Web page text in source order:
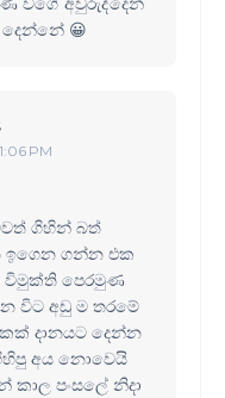
😀
PM
ගිහින් බත්
ඉගෙන ගන්න එක
විමුක්ති පෙරමුණ
විට අඩු ම තරමේ
දානයට දෙන්න
අය නොවෙයි
පංසලේ නිදා